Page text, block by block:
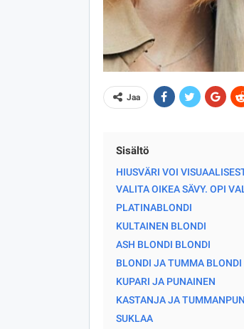
Jaa
Sisältö
HIUSVÄRI VOI
VALITA OIKEA SÄVY. OPI
PLATINABLONDI
KULTAINEN BLONDI
ASH BLONDI BLONDI
BLONDI JA TUMMA BLONDI
KUPARI JA PUNAINEN
KASTANJA JA
SUKLAA